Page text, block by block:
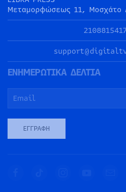
Μεταμορφώσεως 11, Μοσχάτο
ΕΝΗΜΕΡΩΤΙΚΑ ΔΕΛΤΙΑ
ΕΓΓΡΑΦΉ